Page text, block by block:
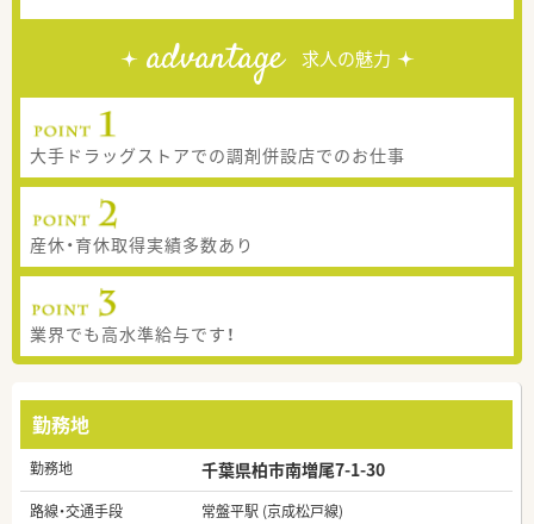
advantage 求人の魅力
大手ドラッグストアでの調剤併設店でのお仕事
産休・育休取得実績多数あり
業界でも高水準給与です！
勤務地
勤務地 千葉県柏市南増尾7-1-30
路線・交通手段
常盤平駅 (京成松戸線)